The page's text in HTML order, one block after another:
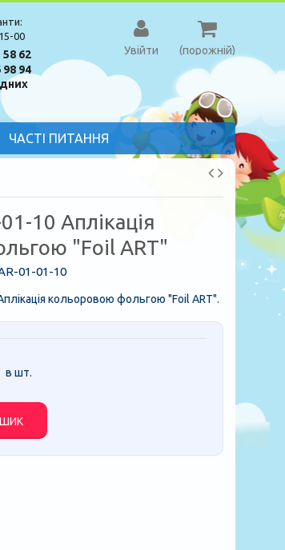
(порожній)
Увійти
00
58 62
98 94
ЧАСТІ ПИТАННЯ
10 Аплікація
"Foil ART"
01-01-10
кольоровою фольгою "Foil ART".
в шт.